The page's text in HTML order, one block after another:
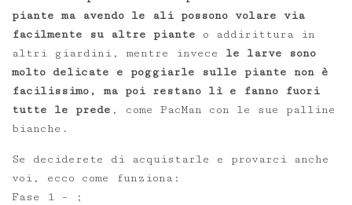
piante ma avendo le ali possono volare via
facilmente su altre piante o addirittura in
altri giardini, mentre invece le larve sono
molto delicate e poggiarle sulle piante non è
facilissimo, ma poi restano lì e fanno fuori
tutte le prede , come PacMan con le sue palline
bianche.
Se deciderete di acquistarle e provarci anche
voi, ecco come funziona:
Fase 1 – ;